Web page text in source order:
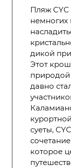
Пляж
немногих
дикой
Этот
давно
суеты,
которое